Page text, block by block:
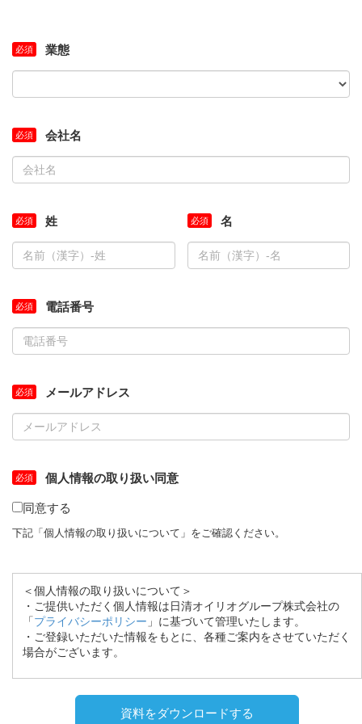
業態
会社名
姓 名
電話番号
メールアドレス
個人情報の取り扱い同意
同意する
下記「個人情報の取り扱いについて」をご確認ください。
＜個人情報の取り扱いについて＞
・ご提供いただく個人情報は日清オイリオグループ株式会社の
「 プライバシーポリシー 」に基づいて管理いたします。
・ご登録いただいた情報をもとに、各種ご案内をさせていただく
場合がございます。